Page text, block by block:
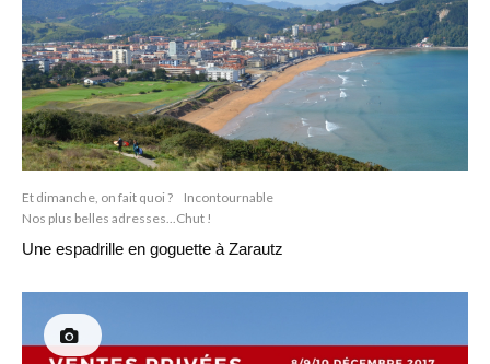
Et dimanche, on fait quoi ?
Incontournable
Nos plus belles adresses...Chut !
Une espadrille en goguette à Zarautz